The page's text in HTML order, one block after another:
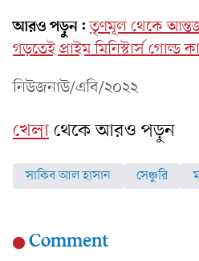
আরও পড়ুন: তৃণমূল থেকে
গড়তেই প্রাইম মিনিস্টার্স গোল্ড
নিউজনাউ/এবি/২০২২
খেলাথেকে আরও পড়ুন
সাকিব আল হাসান সেঞ্চুরি
Comment